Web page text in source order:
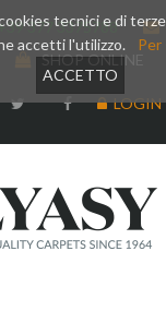
377 3375788
SHOP ONLINE
LOGIN
tecnici e di
accetti l'utilizzo.
Per
ACCETTO